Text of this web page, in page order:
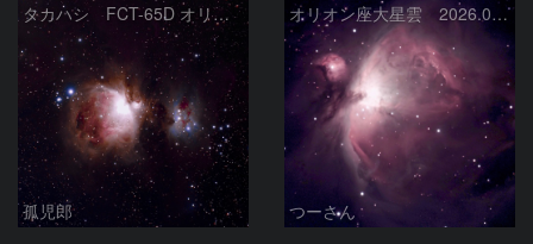
タカハシ FCT-65D オリオン大星雲
孤児郎
オリオン座大星雲 2026.01.13
つーさん